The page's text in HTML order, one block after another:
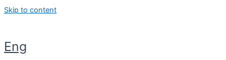
Skip to content
Eng